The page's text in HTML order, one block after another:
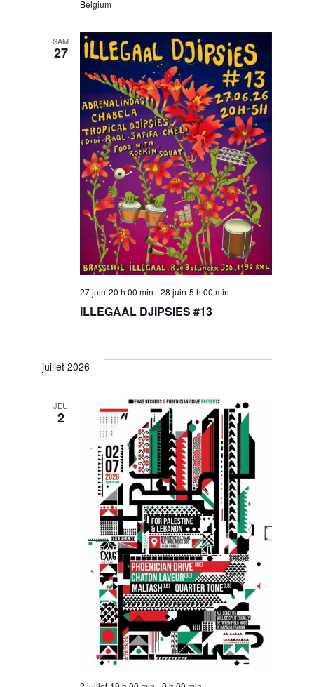
Belgium
SAM
27
ILLEGAAL DJIPSIES #13
27 juin-20 h 00 min -28 juin-5 h 00 min
juillet 2026
JEU
2